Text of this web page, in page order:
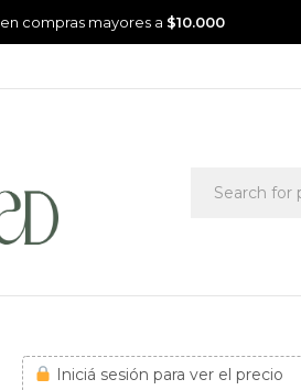
en compras mayores a $10.000
Iniciá sesión para ver el precio